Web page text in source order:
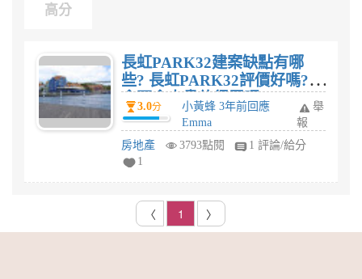
高分
長虹PARK32建案缺點有哪
些? 長虹PARK32評價好嗎?
會不會太貴值得買嗎?
3.0分
小黃蜂 3年前回應
Emma
舉
報
房地產
3793點閱
1 評論/給分
1
〈 1 〉